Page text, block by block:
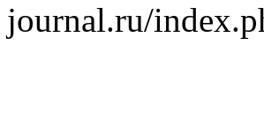
journal.ru/